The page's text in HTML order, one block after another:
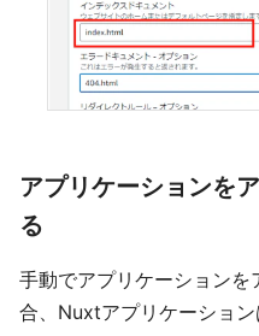
アプリケーションを
る
手動でアプリケーション
合、Nuxtアプリケーショ